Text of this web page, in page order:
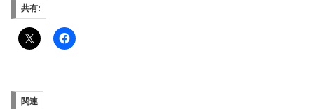
共有:
関連